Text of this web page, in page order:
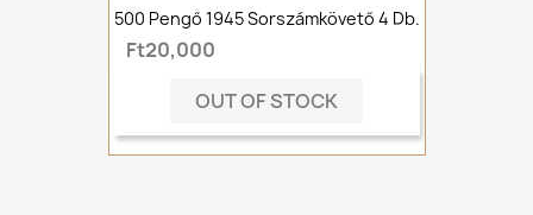
500 Pengő 1945 Sorszámkövető 4 Db.
Ft20,000
OUT OF STOCK